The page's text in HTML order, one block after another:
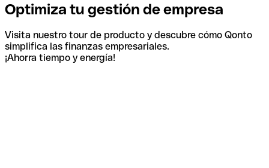
Optimiza tu gestión de empresa
Visita nuestro tour de producto y descubre cómo Qonto
simplifica las finanzas empresariales.
¡Ahorra tiempo y energía!